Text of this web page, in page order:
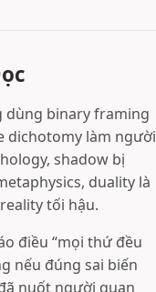
dùng binary framing
dichotomy làm người
shadow bị
duality là
tối hậu.
điều “mọi thứ đều
nếu đúng sai biến
nuốt người quan